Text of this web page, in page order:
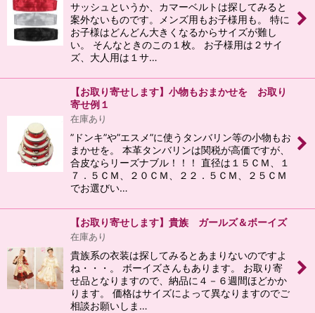
サッシュというか、カマーベルトは探してみると
案外ないものです。メンズ用もお子様用も。 特に
お子様はどんどん大きくなるからサイズが難し
い。 そんなときのこの１枚。 お子様用は２サイ
ズ、大人用は１サ…
【お取り寄せします】小物もおまかせを お取り
寄せ例１
在庫あり
”ドンキ”や”エスメ”に使うタンバリン等の小物もお
まかせを。 本革タンバリンは関税が高価ですが、
合皮ならリーズナブル！！！ 直径は１５ＣＭ、１
７．５ＣＭ、２０ＣＭ、２２．５ＣＭ、２５ＣＭ
でお選びい…
【お取り寄せします】貴族 ガールズ＆ボーイズ
在庫あり
貴族系の衣装は探してみるとあまりないのですよ
ね・・・。 ボーイズさんもあります。 お取り寄
せ品となりますので、納品に４－６週間ほどかか
ります。 価格はサイズによって異なりますのでご
相談お願いしま…